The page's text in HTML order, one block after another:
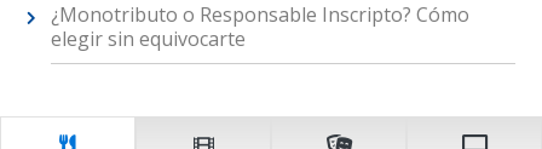
¿Monotributo o Responsable Inscripto? Cómo
elegir sin equivocarte